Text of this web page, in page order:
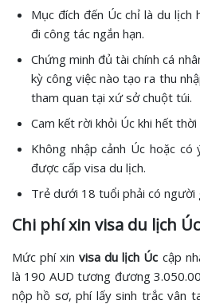
Mục đích đến Úc chỉ là du
đi công tác ngắn hạn.
Chứng minh đủ tài chính cá
kỳ công việc nào tạo ra thu
tham quan tại xứ sở chuột túi.
Cam kết rời khỏi Úc khi hết thời
Không nhập cảnh Úc hoặc
được cấp visa du lịch.
Trẻ dưới 18 tuổi phải có người
Chi phí xin visa du lịch Úc
Mức phí xinvisa du lịch Úc cập
là 190 AUD tương đương
nộp hồ sơ, phí lấy sinh trắc vân